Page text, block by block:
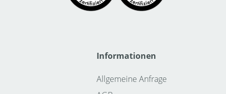
Informationen
Allgemeine Anfrage